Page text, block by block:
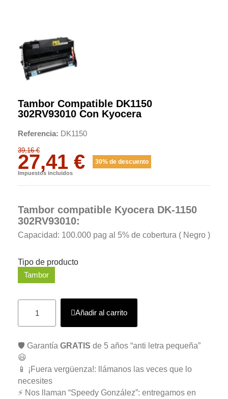
Tambor Compatible DK1150
302RV93010 Con Kyocera
Referencia DK1150
39,16 €
27,41 € 30% de descuento
Impuestos incluidos
Tambor compatible Kyocera DK-1150
302RV93010:
Capacidad: 100.000 pag al 5% de cobertura ( Negro )
Tipo de producto
Tambor
Añadir al carrito
🛡️ Garantía GRATIS de 5 años “anti letra pequeña”
😃
📱 ¡Fuera vergüenza!: llámanos las veces que lo
necesites
⚡ Nos llaman “Speedy González”: entregamos en